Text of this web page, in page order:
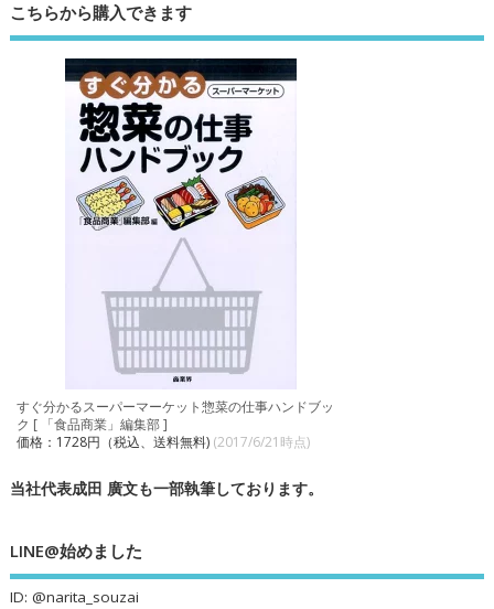
こちらから購入できます
すぐ分かるスーパーマーケット惣菜の仕事ハンドブッ
ク [ 「食品商業」編集部 ]
価格：1728円（税込、送料無料) (2017/6/21時点)
当社代表成田 廣文も一部執筆しております。
LINE@始めました
ID: @narita_souzai